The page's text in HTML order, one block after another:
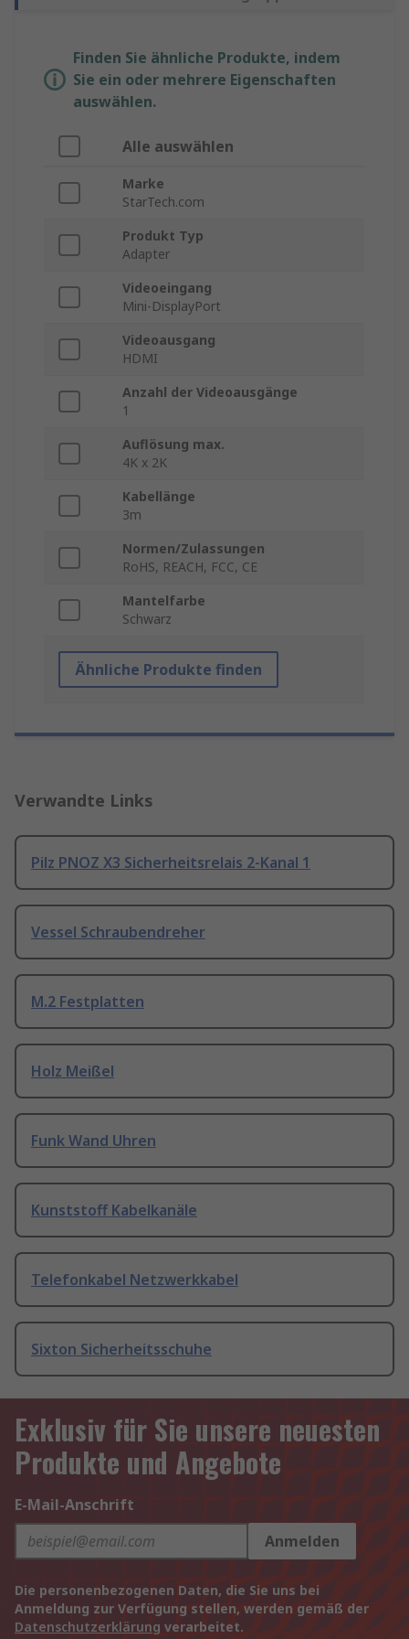
Finden Sie ähnliche Produkte, indem
Sie ein oder mehrere Eigenschaften
auswählen.
Alle auswählen
Marke
StarTech.com
Produkt Typ
Adapter
Videoeingang
Mini-DisplayPort
Videoausgang
HDMI
Anzahl der Videoausgänge
1
Auflösung max.
4K x 2K
Kabellänge
3m
Normen/Zulassungen
RoHS, REACH, FCC, CE
Mantelfarbe
Schwarz
Ähnliche Produkte finden
Verwandte Links
Pilz PNOZ X3 Sicherheitsrelais 2-Kanal 1
Vessel Schraubendreher
M.2 Festplatten
Holz Meißel
Funk Wand Uhren
Kunststoff Kabelkanäle
Telefonkabel Netzwerkkabel
Sixton Sicherheitsschuhe
Exklusiv für Sie unsere neuesten
Produkte und Angebote
E-Mail-Anschrift
Anmelden
Die personenbezogenen Daten, die Sie uns bei
Anmeldung zur Verfügung stellen, werden gemäß der
Datenschutzerklärung verarbeitet.